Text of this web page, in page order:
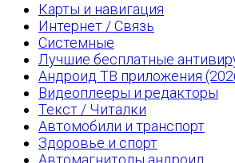
Карты и навигация
Интернет / Связь
Системные
Лучшие бесплатные
Андроид ТВ приложения
Видеоплееры и редакторы
Текст / Читалки
Автомобили и транспорт
Здоровье и спорт
Автомагнитолы андроид